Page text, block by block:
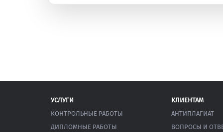
УСЛУГИ
КОНТРОЛЬНЫЕ РАБОТЫ
ДИПЛОМНЫЕ РАБОТЫ
КЛИЕНТАМ
АНТИПЛАГИАТ
ВОПРОСЫ И